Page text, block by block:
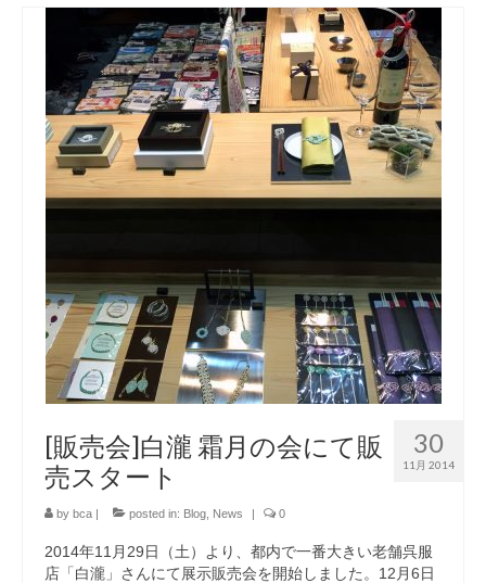
News
Media
Styling Service
Contact us
30
11月 2014
[販売会]白瀧 霜月の会にて販
売スタート
by bca | posted in: Blog News | 0
2014年11月29日（土）より、都内で一番大きい老舗呉服
店「白瀧」さんにて展示販売会を開始しました。12月6日